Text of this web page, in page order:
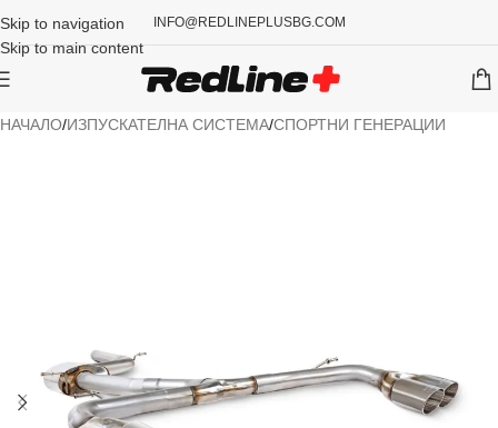
Skip to navigation
Skip to main content
INFO@REDLINEPLUSBG.COM
НАЧАЛО/ИЗПУСКАТЕЛНА СИСТЕМА/СПОРТНИ ГЕНЕРАЦИИ